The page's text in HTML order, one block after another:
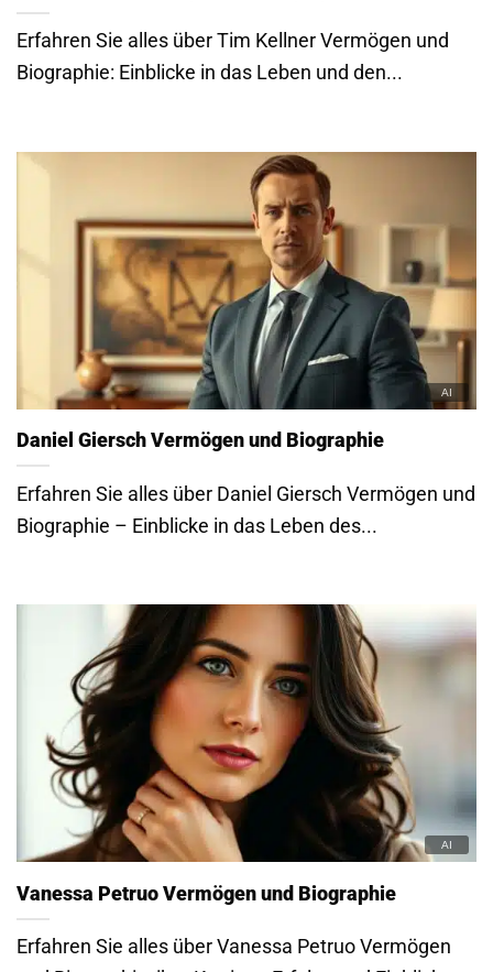
Erfahren Sie alles über Tim Kellner Vermögen und
Biographie: Einblicke in das Leben und den...
Daniel Giersch Vermögen und Biographie
Erfahren Sie alles über Daniel Giersch Vermögen und
Biographie – Einblicke in das Leben des...
Vanessa Petruo Vermögen und Biographie
Erfahren Sie alles über Vanessa Petruo Vermögen